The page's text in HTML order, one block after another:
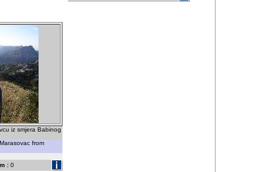
iz smjera Babinog
from
: 0